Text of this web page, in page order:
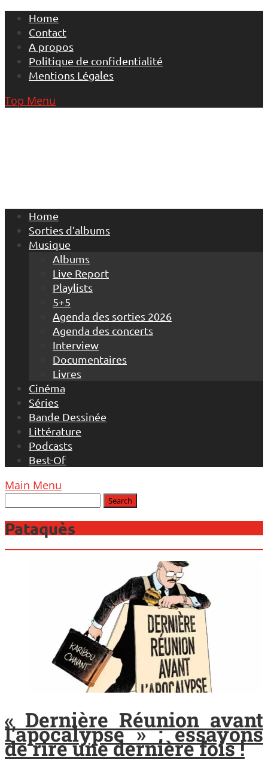
Skip
content
Home
Contact
A propos
Politique de confidentialité
Mentions Légales
Top Menu
Home
Sorties d’albums
Musique
Albums
Live Report
Playlists
5+5
Agenda des sorties 2026
Agenda des concerts
Interview
Documentaires
Livres
Cinéma
Séries
Bande Dessinée
Littérature
Podcasts
Best-Of
Main Menu
Pataquès
« Dernière Réunion avant
l’apocalypse » : essayons
de rire une dernière fois !